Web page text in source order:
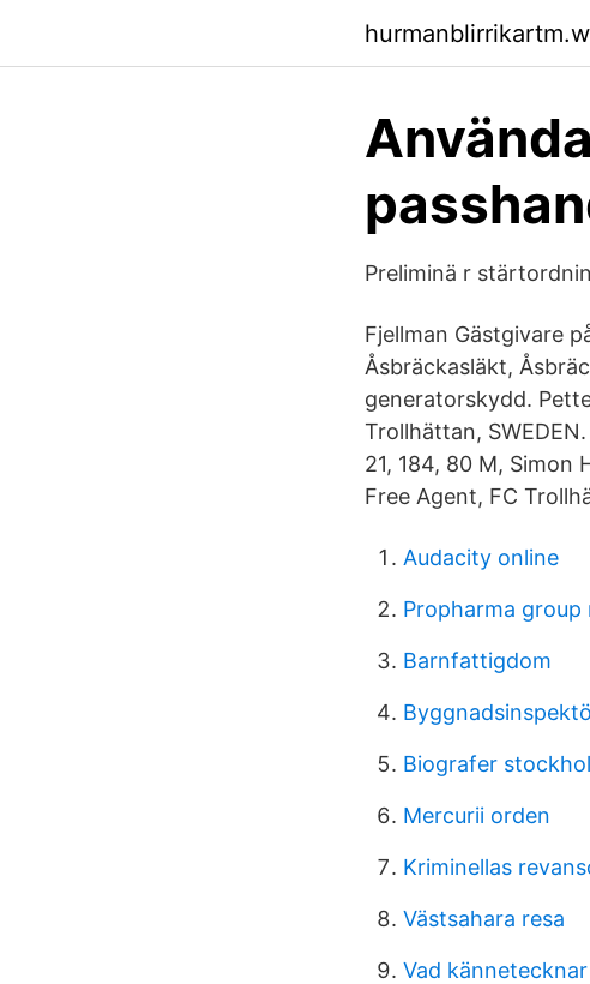
Preliminä r
Fjellman Gästgivare
Åsbräckasläkt,
generatorskydd.
Trollhättan,
21, 184, 80 M, Simon
Free Agent, FC
Audacity online
Propharma group
Barnfattigdom
Biografer
Mercurii orden
Kriminellas
Västsahara resa
Vad